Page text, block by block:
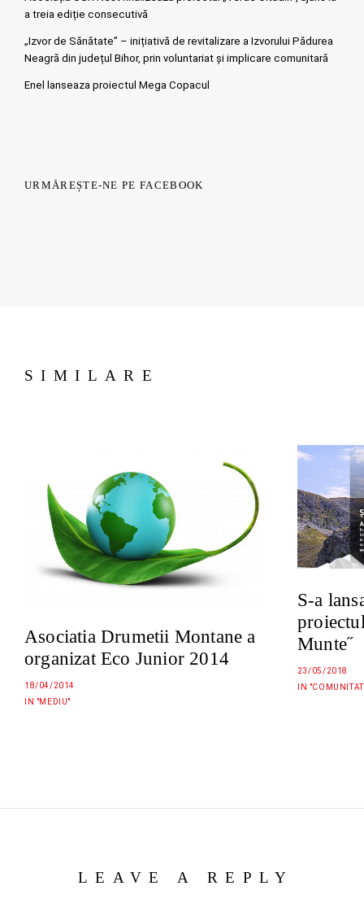
a treia ediție consecutivă
„Izvor de Sănătate” – inițiativă de revitalizare a Izvorului Pădurea
Neagră din județul Bihor, prin voluntariat și implicare comunitară
Enel lanseaza proiectul Mega Copacul
URMĂREȘTE-NE PE FACEBOOK
SIMILARE
Asociatia Drumetii Montane a
organizat Eco Junior 2014
18/04/2014
IN "MEDIU"
S-a
Munte˝
23/05/2018
IN
LEAVE A REPLY